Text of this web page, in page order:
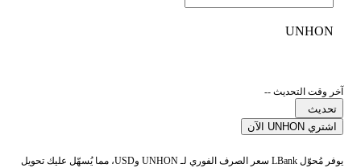
UNHON
آخر وقت التحديث --
تحديث
اشتري UNHON الآن
يوفر مُحوّل LBank سعر الصرف الفوري لـ UNHON وUSD، مما يُسهّل عليك تحويل